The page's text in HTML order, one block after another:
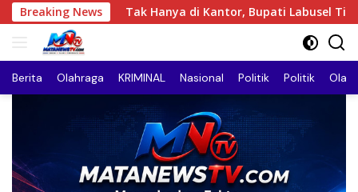
Langsung
ke
Breaking News
di Kantor, Bupati Labusel Tinjau Langsung Pembangunan
Berita Olahraga KRIMINAL Nasional Politik Politik